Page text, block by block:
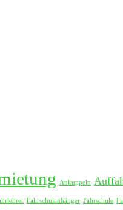
Ankuppeln
Fahrschulanhänger Fahrschule